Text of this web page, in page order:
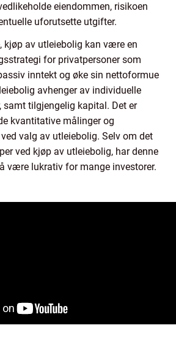
eiendommen, risikoen
uforutsette utgifter.
kjøp av utleiebolig kan være en
for privatpersoner som
inntekt og øke sin nettoformue
avhenger av individuelle
samt tilgjengelig kapital. Det er
kvantitative målinger og
valg av utleiebolig. Selv om det
ved kjøp av utleiebolig, har denne
være lukrativ for mange investorer.